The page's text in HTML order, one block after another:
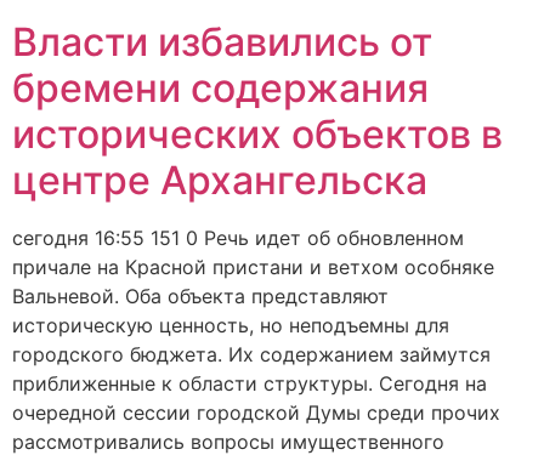
Власти избавились от
бремени содержания
исторических объектов в
центре Архангельска
сегодня 16:55 151 0 Речь идет об обновленном
причале на Красной пристани и ветхом особняке
Вальневой. Оба объекта представляют
историческую ценность, но неподъемны для
городского бюджета. Их содержанием займутся
приближенные к области структуры. Сегодня на
очередной сессии городской Думы среди прочих
рассмотривались вопросы имущественного